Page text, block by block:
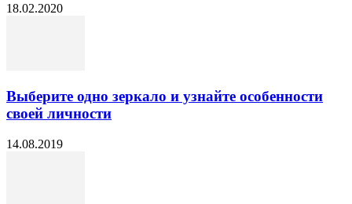
18.02.2020
Выберите одно зеркало и узнайте особенности
своей личности
14.08.2019